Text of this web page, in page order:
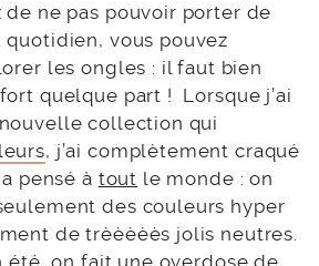
ne pas pouvoir porter de
quotidien, vous pouvez
les ongles : il faut bien
quelque part ! Lorsque j’ai
collection qui
, j’ai complètement craqué
pensé à tout le monde : on
des couleurs hyper
de trèèèèès jolis neutres.